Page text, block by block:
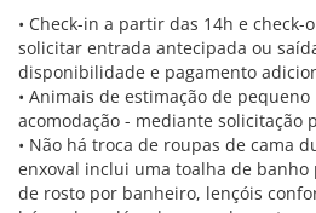
• Check-in a partir das 14h e check-
solicitar entrada antecipada ou
disponibilidade e pagamento
• Animais de estimação de
acomodação - mediante solicitação
• Não há troca de roupas de cama
enxoval inclui uma toalha de
de rosto por banheiro, lençóis